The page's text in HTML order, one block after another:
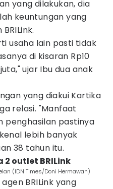
yang dilakukan, dia
keuntungan yang
usaha lain pasti tidak
di kisaran Rp10
ujar Ibu dua anak
yang diakui Kartika
relasi. "Manfaat
penghasilan pastinya
lebih banyak
38 tahun itu.
outlet BRILink
(IDN Times/Doni Hermawan)
BRILink yang